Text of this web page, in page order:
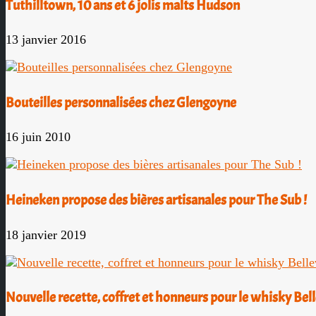
Tuthilltown, 10 ans et 6 jolis malts Hudson
13 janvier 2016
Bouteilles personnalisées chez Glengoyne
16 juin 2010
Heineken propose des bières artisanales pour The Sub !
18 janvier 2019
Nouvelle recette, coffret et honneurs pour le whisky